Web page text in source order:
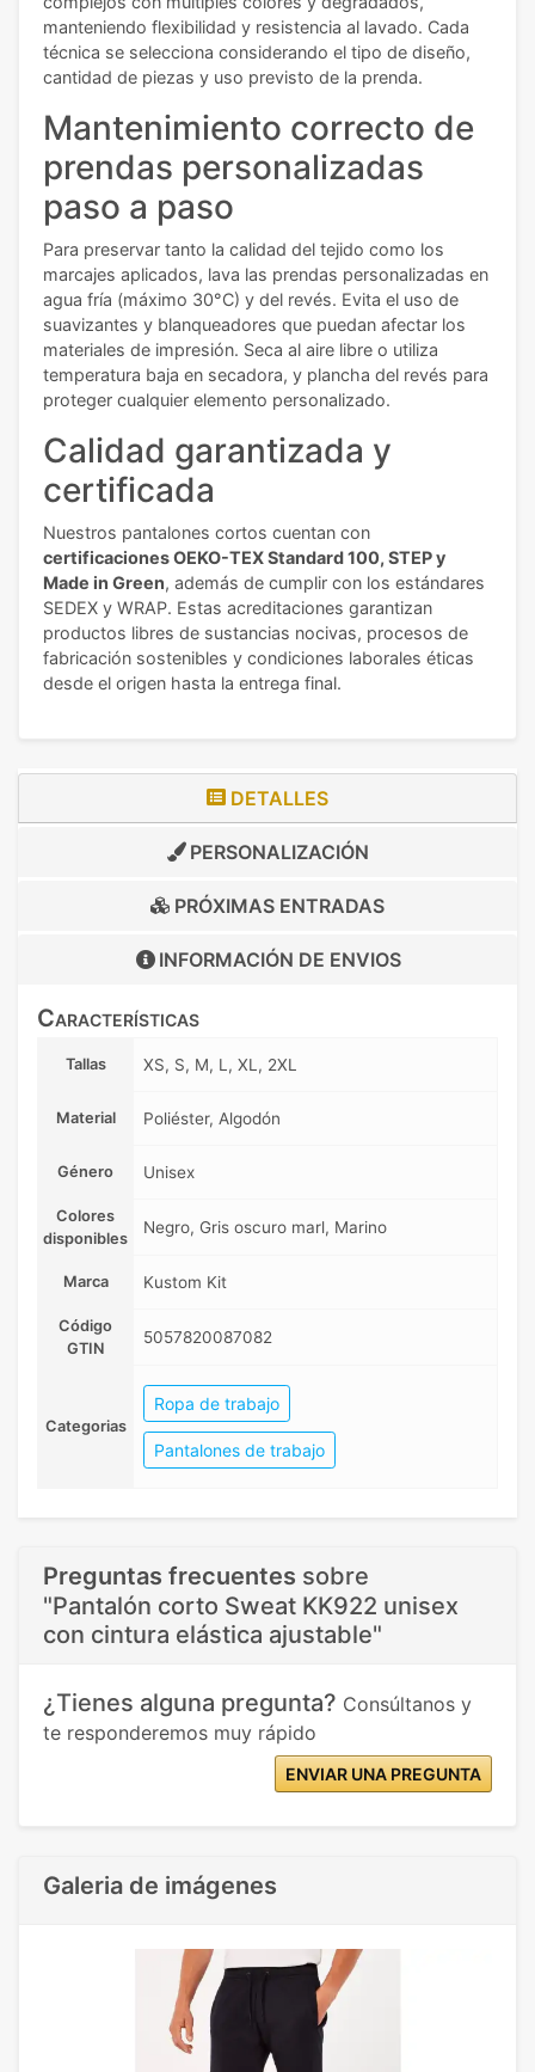
manteniendo flexibilidad y resistencia al lavado. Cada
técnica se selecciona considerando el tipo de diseño,
cantidad de piezas y uso previsto de la prenda.
Mantenimiento correcto de
prendas personalizadas
paso a paso
Para preservar tanto la calidad del tejido como los
marcajes aplicados, lava las prendas personalizadas en
agua fría (máximo 30°C) y del revés. Evita el uso de
suavizantes y blanqueadores que puedan afectar los
materiales de impresión. Seca al aire libre o utiliza
temperatura baja en secadora, y plancha del revés para
proteger cualquier elemento personalizado.
Calidad garantizada y
certificada
Nuestros pantalones cortos cuentan con
certificaciones OEKO-TEX Standard 100, STEP y
Made in Green, además de cumplir con los estándares
SEDEX y WRAP. Estas acreditaciones garantizan
productos libres de sustancias nocivas, procesos de
fabricación sostenibles y condiciones laborales éticas
desde el origen hasta la entrega final.
DETALLES
PERSONALIZACIÓN
PRÓXIMAS ENTRADAS
INFORMACIÓN DE ENVIOS
Características
Tallas XS, S, M, L, XL, 2XL
Material Poliéster, Algodón
Género Unisex
Colores
disponibles
Negro, Gris oscuro marl, Marino
Marca Kustom Kit
Código
GTIN
5057820087082
Categorias
Ropa de trabajo
Pantalones de trabajo
Preguntas frecuentes sobre
"Pantalón corto Sweat KK922 unisex
con cintura elástica ajustable"
¿Tienes alguna pregunta? Consúltanos y
te responderemos muy rápido
ENVIAR UNA PREGUNTA
Galeria de imágenes